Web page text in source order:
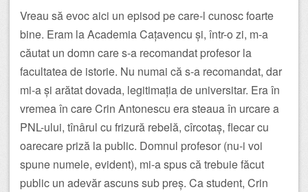
Vreau să evoc aici un episod pe care-l cunosc foarte
bine. Eram la Academia Cațavencu și, într-o zi, m-a
căutat un domn care s-a recomandat profesor la
facultatea de istorie. Nu numai că s-a recomandat, dar
mi-a și arătat dovada, legitimația de universitar. Era în
vremea în care Crin Antonescu era steaua în urcare a
PNL-ului, tînârul cu frizură rebelă, cîrcotaș, flecar cu
oarecare priză la public. Domnul profesor (nu-i voi
spune numele, evident), mi-a spus că trebuie făcut
public un adevăr ascuns sub preș. Ca student, Crin